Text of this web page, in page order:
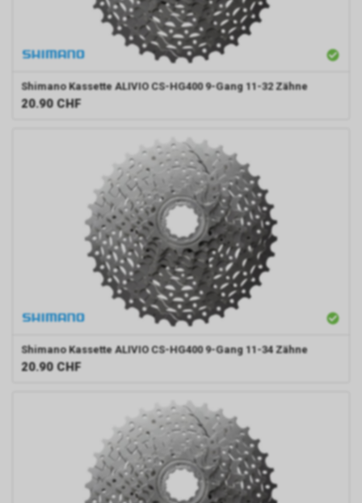
Shimano Kassette ALIVIO CS-HG400 9-Gang 11-32 Zähne
20.90 CHF
Shimano Kassette ALIVIO CS-HG400 9-Gang 11-34 Zähne
20.90 CHF